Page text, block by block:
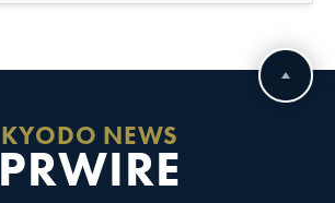
KYODO NEWS
PRWIRE